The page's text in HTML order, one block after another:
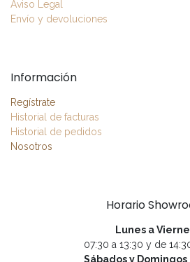
Aviso Legal
Envío y devoluciones
Información
Regístrate
Historial de facturas
Historial de pedidos
Nosotros
Horario
Lunes a
07:30 a 13:30 y de
Sábados y Domingos